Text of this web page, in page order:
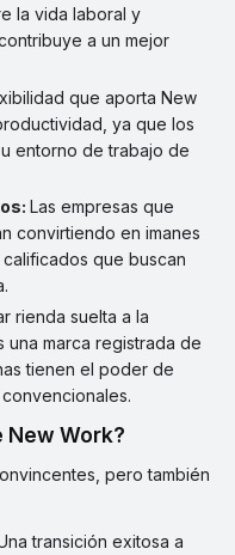
la vida laboral y
a un mejor
que aporta New
ya que los
entorno de trabajo de
Las empresas que
convirtiendo en imanes
que buscan
rienda suelta a la
marca registrada de
tienen el poder de
New Work?
pero también
transición exitosa a